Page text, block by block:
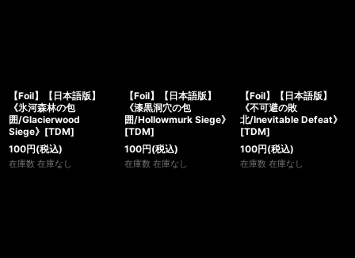
【Foil】【日本語版】
《氷河森林の包
囲/Glacierwood
Siege》[TDM]
100円(税込)
在庫数 在庫なし
【Foil】【日本語版】
《漆黒洞穴の包
囲/Hollowmurk Siege》
[TDM]
100円(税込)
在庫数 在庫なし
【Foil】【日本語版】
《不可避の敗
北/Inevitable Defeat》
[TDM]
100円(税込)
在庫数 在庫なし